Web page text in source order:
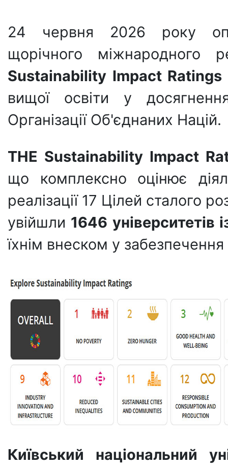
24 червня 2026 року
щорічного міжнародного
Sustainability Impact
вищої освіти у
Організації Об'єднаних Націй.
THE Sustainability Impact
що комплексно оцінює
реалізації 17 Цілей сталого
увійшли 1646 університетів
їхнім внеском у
Київський національний